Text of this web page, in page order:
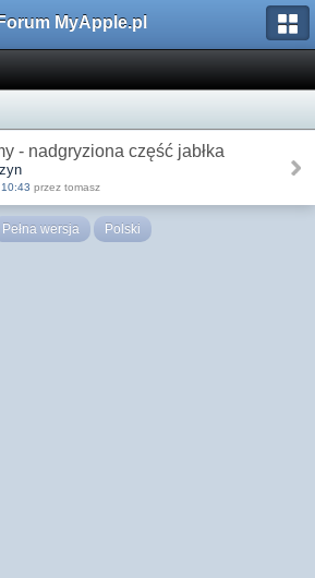
Forum MyApple.pl
- nadgryziona część jabłka
przez tomasz
Pełna wersja Polski